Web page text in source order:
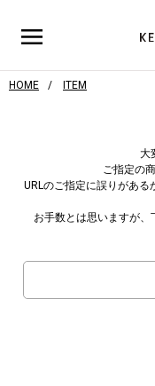
HOME ITEM
大
ご指定の
URLのご指定に誤りがあ
お手数とは思いますが、